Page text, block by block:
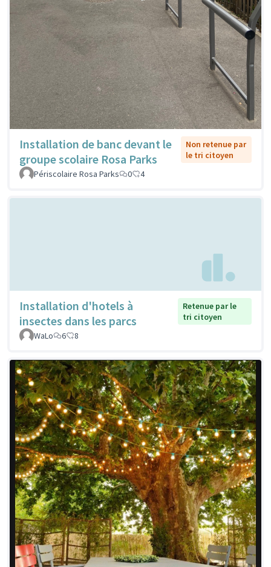
Installation de banc devant le
groupe scolaire Rosa Parks
Non retenue par
le tri citoyen
Périscolaire Rosa Parks
0 4
Installation d'hotels à
insectes dans les parcs
Retenue par le
tri citoyen
WaLo
6 8